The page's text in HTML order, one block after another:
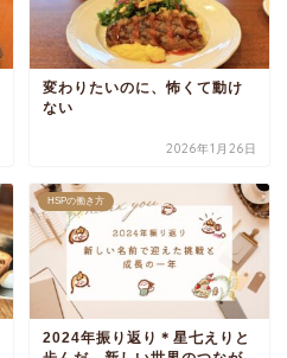
変わりたいのに、怖くて動け
ない
2026年1月26日
HSPの働き方
2024年振り返り＊星七えりと